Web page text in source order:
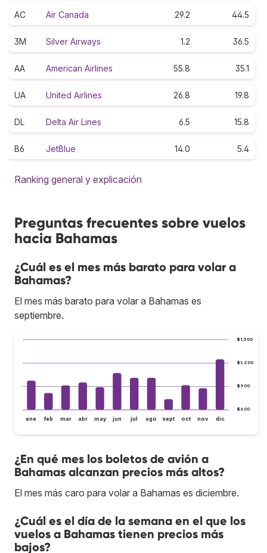
AC Air Canada 29.2 44.5
3M Silver Airways 1.2 36.5
AA American Airlines 55.8 35.1
UA United Airlines 26.8 19.8
DL Delta Air Lines 6.5 15.8
B6 JetBlue 14.0 5.4
Ranking general y explicación
Preguntas frecuentes sobre vuelos
hacia Bahamas
¿Cuál es el mes más barato para volar a
Bahamas?
El mes más barato para volar a Bahamas es
septiembre.
$600
$900
$1,200
$1,500
ene feb mar abr may jun jul ago sept oct nov dic
¿En qué mes los boletos de avión a
Bahamas alcanzan precios más altos?
El mes más caro para volar a Bahamas es diciembre.
¿Cuál es el día de la semana en el que los
vuelos a Bahamas tienen precios más
bajos?